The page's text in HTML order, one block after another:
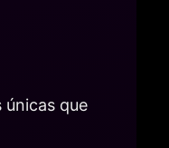
únicas que